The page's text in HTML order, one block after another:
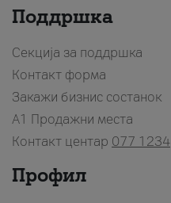
Поддршка
Секција за поддршка
Контакт форма
Закажи бизнис состанок
A1 Продажни места
Контакт центар 077 1234
Профил